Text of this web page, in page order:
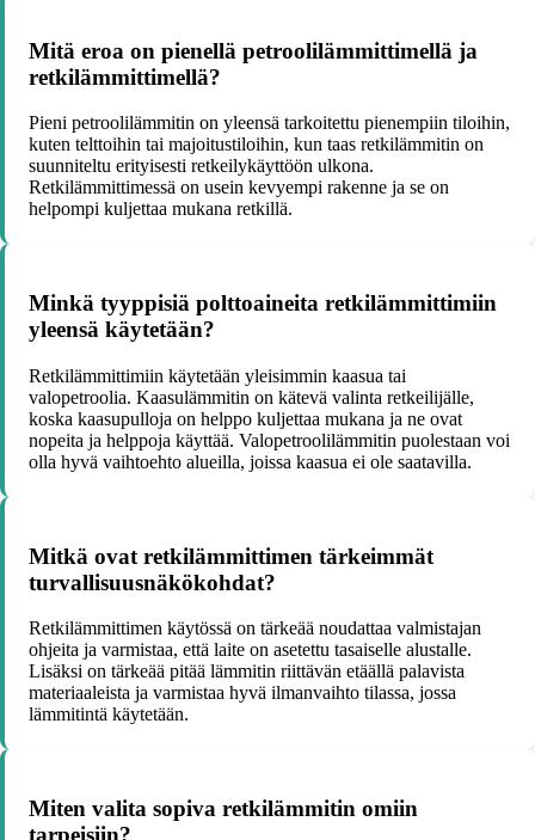
Mitä eroa on pienellä petroolilämmittimellä ja
retkilämmittimellä?
Pieni petroolilämmitin on yleensä tarkoitettu pienempiin tiloihin,
kuten telttoihin tai majoitustiloihin, kun taas retkilämmitin on
suunniteltu erityisesti retkeilykäyttöön ulkona.
Retkilämmittimessä on usein kevyempi rakenne ja se on
helpompi kuljettaa mukana retkillä.
Minkä tyyppisiä polttoaineita retkilämmittimiin
yleensä käytetään?
Retkilämmittimiin käytetään yleisimmin kaasua tai
valopetroolia. Kaasulämmitin on kätevä valinta retkeilijälle,
koska kaasupulloja on helppo kuljettaa mukana ja ne ovat
nopeita ja helppoja käyttää. Valopetroolilämmitin puolestaan voi
olla hyvä vaihtoehto alueilla, joissa kaasua ei ole saatavilla.
Mitkä ovat retkilämmittimen tärkeimmät
turvallisuusnäkökohdat?
Retkilämmittimen käytössä on tärkeää noudattaa valmistajan
ohjeita ja varmistaa, että laite on asetettu tasaiselle alustalle.
Lisäksi on tärkeää pitää lämmitin riittävän etäällä palavista
materiaaleista ja varmistaa hyvä ilmanvaihto tilassa, jossa
lämmitintä käytetään.
Miten valita sopiva retkilämmitin omiin
tarpeisiin?